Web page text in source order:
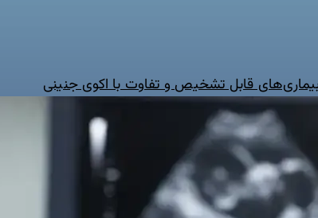
بیماری‌های قابل تشخیص و تفاوت با اکوی جنینی